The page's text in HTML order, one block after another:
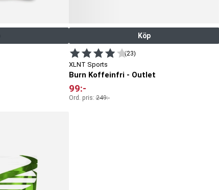
Köp
(23)
XLNT Sports
Burn Koffeinfri - Outlet
99:-
Ord. pris:249:-